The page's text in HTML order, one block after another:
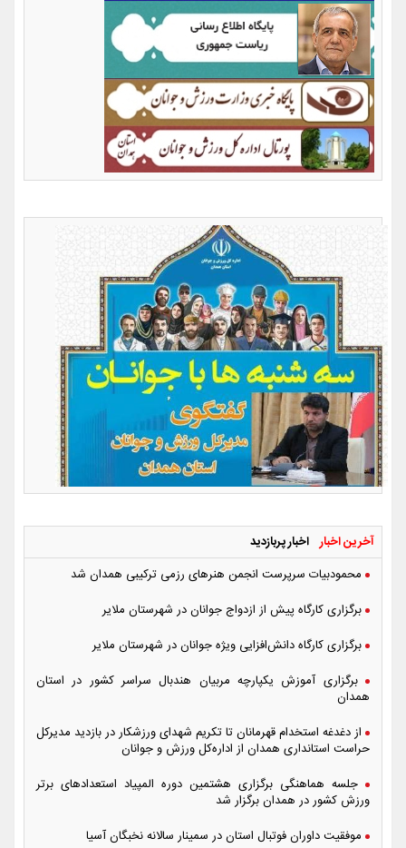
آخرین اخبار اخبار پربازدید
محمودبیات سرپرست انجمن هنرهای رزمی ترکیبی همدان شد
برگزاری کارگاه پیش از ازدواج جوانان در شهرستان ملایر
برگزاری کارگاه دانش‌افزایی ویژه جوانان در شهرستان ملایر
برگزاری آموزش یکپارچه مربیان هندبال سراسر کشور در استان
همدان
از دغدغه استخدام قهرمانان تا تکریم شهدای ورزشکار در بازدید مدیرکل
حراست استانداری همدان از اداره‌کل ورزش و جوانان
جلسه هماهنگی برگزاری هشتمین دوره المپیاد استعدادهای برتر
ورزش کشور در همدان برگزار شد
موفقیت داوران فوتبال استان در سمینار سالانه نخبگان آسیا